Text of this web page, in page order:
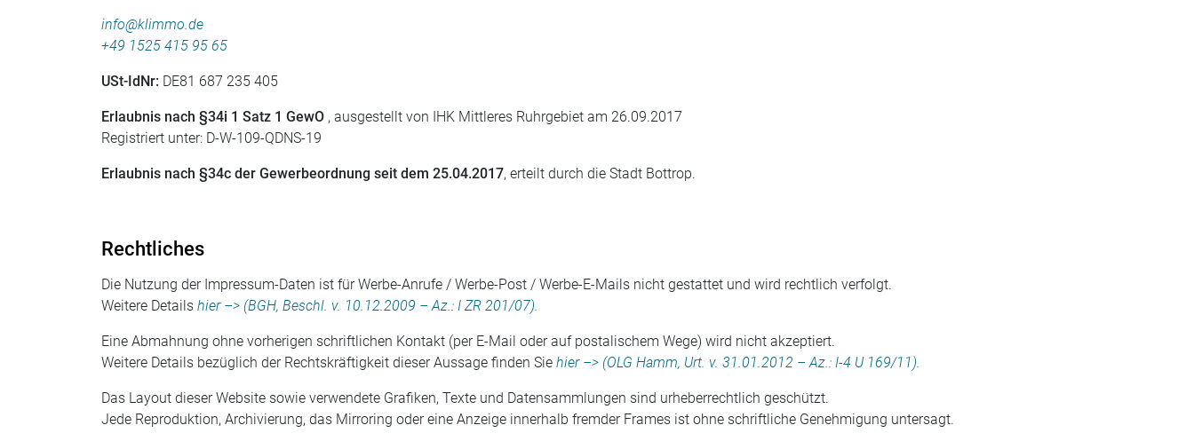
info@klimmo.de
+49 1525 415 95 65
USt-IdNr: DE81 687 235 405
Erlaubnis nach §34i 1 Satz 1 GewO , ausgestellt von IHK Mittleres Ruhrgebiet am 26.09.2017
Registriert unter: D-W-109-QDNS-19
Erlaubnis nach §34c der Gewerbeordnung seit dem 25.04.2017, erteilt durch die Stadt Bottrop.
Rechtliches
Die Nutzung der Impressum-Daten ist für Werbe-Anrufe / Werbe-Post / Werbe-E-Mails nicht gestattet und wird rechtlich verfolgt.
Weitere Details hier –> (BGH, Beschl. v. 10.12.2009 – Az.: I ZR 201/07).
Eine Abmahnung ohne vorherigen schriftlichen Kontakt (per E-Mail oder auf postalischem Wege) wird nicht akzeptiert.
Weitere Details bezüglich der Rechtskräftigkeit dieser Aussage finden Sie hier –> (OLG Hamm, Urt. v. 31.01.2012 – Az.: I-4 U 169/11).
Das Layout dieser Website sowie verwendete Grafiken, Texte und Datensammlungen sind urheberrechtlich geschützt.
Jede Reproduktion, Archivierung, das Mirroring oder eine Anzeige innerhalb fremder Frames ist ohne schriftliche Genehmigung untersagt.